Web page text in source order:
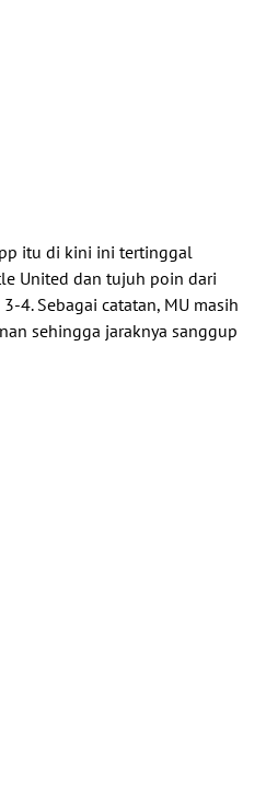
itu di kini ini tertinggal
United dan tujuh poin dari
4. Sebagai catatan, MU masih
sehingga jaraknya sanggup